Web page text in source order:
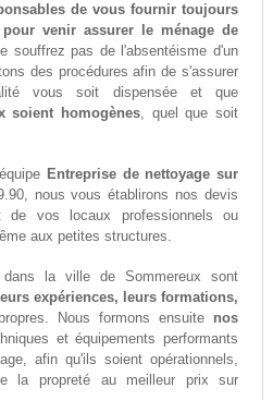
de vous fournir toujours
venir assurer le ménage de
souffrez pas de l'absentéisme d'un
des procédures afin de s'assurer
vous soit dispensée et que
soient homogènes, quel que soit
Entreprise de nettoyage sur
nous vous établirons nos devis
de vos locaux professionnels ou
aux petites structures.
la ville de Sommereux sont
leurs expériences, leurs formations,
Nous formons ensuite nos
et équipements performants
afin qu'ils soient opérationnels,
la propreté au meilleur prix sur